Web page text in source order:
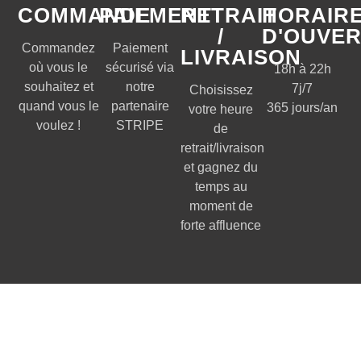
COMMANDE
Commandez
où vous le
souhaitez et
quand vous le
voulez !
PAIEMENT
Paiement
sécurisé via
notre
partenaire
STRIPE
RETRAIT
/
LIVRAISON
Choisissez
votre heure
de
retrait/livraison
et gagnez du
temps au
moment de
forte affluence
18h à 22h
7j/7
365 jours/an